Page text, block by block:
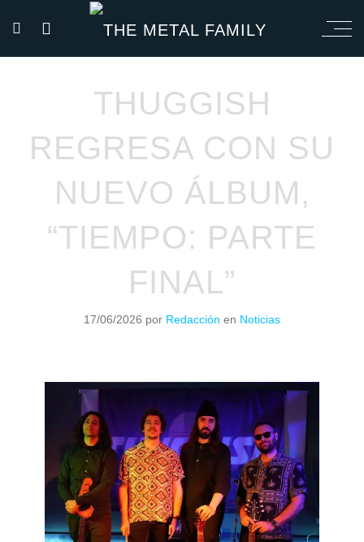
THUGGISH
REGRESA CON SU
NUEVO ÁLBUM,
“TIEMPO: PARTE
FINAL”
17/06/2026 por Redacción en Noticias